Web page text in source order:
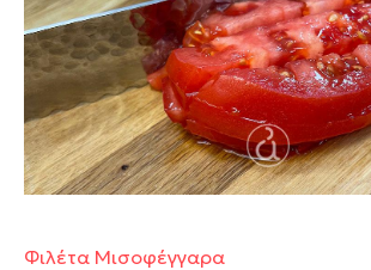
Φιλέτα Μισοφέγγαρα